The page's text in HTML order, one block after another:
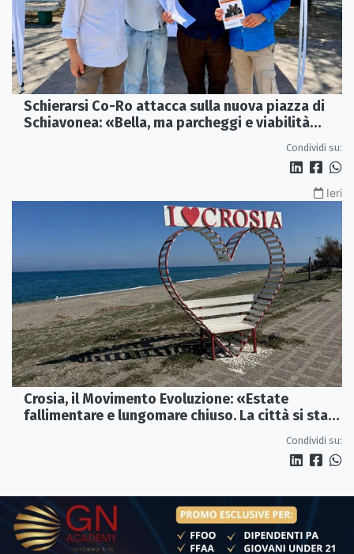
Schierarsi Co-Ro attacca sulla nuova piazza di
Schiavonea: «Bella, ma parcheggi e viabilità
Condividi su:
Ieri
Crosia, il Movimento Evoluzione: «Estate
fallimentare e lungomare chiuso. La città si sta
Condividi su: